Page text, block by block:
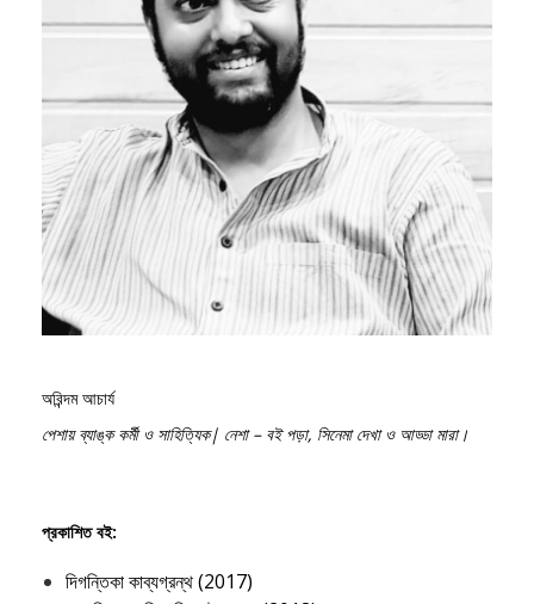
অরিন্দম আচার্য
পেশায় ব্যাঙ্ক কর্মী ও সাহিত্যিক| নেশা – বই পড়া, সিনেমা দেখা ও আড্ডা মারা।
প্রকাশিত বই:
দিগন্তিকা কাব্যগ্রন্থ (2017)